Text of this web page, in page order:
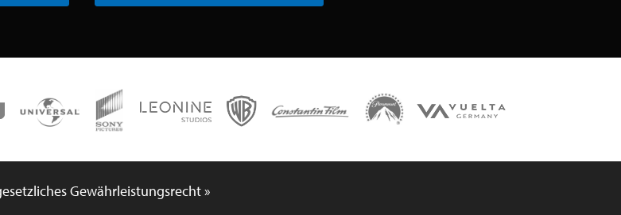
Gewährleistungsrecht »